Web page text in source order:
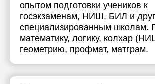
опытом подготовки учеников к
госэкзаменам, НИШ, БИЛ и
специализированным школам.
математику, логику, колхар
геометрию, профмат, матграм.